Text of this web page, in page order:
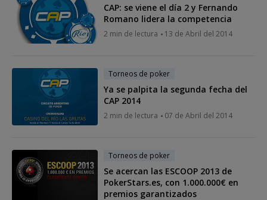
CAP: se viene el día 2 y Fernando
Romano lidera la competencia
2 min de lectura 13 de Abril del 2014
Torneos de poker
Ya se palpita la segunda fecha del
CAP 2014
2 min de lectura 07 de Abril del 2014
Torneos de poker
Se acercan las ESCOOP 2013 de
PokerStars.es, con 1.000.000€ en
premios garantizados